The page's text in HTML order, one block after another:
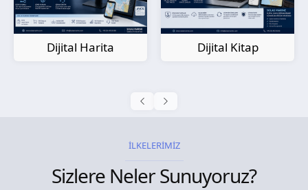
Dijital Kitap
Kağıt Harita
İLKELERİMİZ
Sizlere Neler Sunuyoruz?